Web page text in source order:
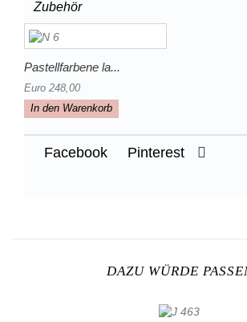
Zubehör
Pastellfarbene la...
Euro 248,00
In den Warenkorb
Facebook Pinterest
DAZU WÜRDE